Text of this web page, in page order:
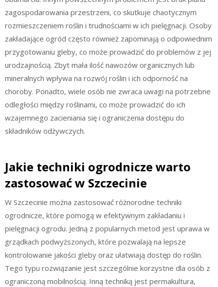
zagospodarowania przestrzeni, co skutkuje chaotycznym
rozmieszczeniem roślin i trudnościami w ich pielęgnacji. Osoby
zakładające ogród często również zapominają o odpowiednim
przygotowaniu gleby, co może prowadzić do problemów z jej
urodzajnością. Zbyt mała ilość nawozów organicznych lub
mineralnych wpływa na rozwój roślin i ich odporność na
choroby. Ponadto, wiele osób nie zwraca uwagi na potrzebne
odległości między roślinami, co może prowadzić do ich
wzajemnego zacieniania się i ograniczenia dostępu do
składników odżywczych.
Jakie techniki ogrodnicze warto
zastosować w Szczecinie
W Szczecinie można zastosować różnorodne techniki
ogrodnicze, które pomogą w efektywnym zakładaniu i
pielęgnacji ogrodu. Jedną z popularnych metod jest uprawa w
grządkach podwyższonych, które pozwalają na lepsze
kontrolowanie jakości gleby oraz ułatwiają dostęp do roślin.
Tego typu rozwiązanie jest szczególnie korzystne dla osób z
ograniczoną mobilnością. Inną techniką jest permakultura,